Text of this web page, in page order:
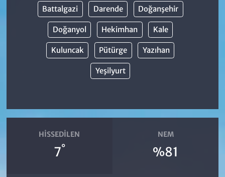
Battalgazi Darende Doğanşehir
Doğanyol Hekimhan Kale
Kuluncak Pütürge Yazıhan
Yeşilyurt
HISSEDILEN
7°
NEM
%81